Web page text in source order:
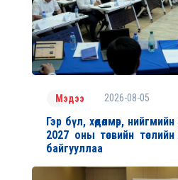
Мэдээ 2026-08-05
Гэр бүл, хөдөлмөр,
2027 оны төсвийн
байгууллаа